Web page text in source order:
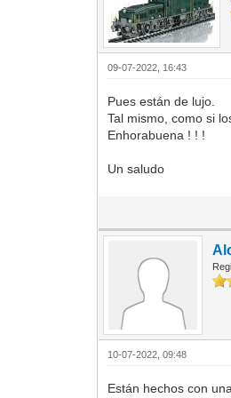
09-07-2022, 16:43
Pues están de lujo.
Tal mismo, como si
Enhorabuena ! ! !
Un saludo
10-07-2022, 09:48
Están hechos con